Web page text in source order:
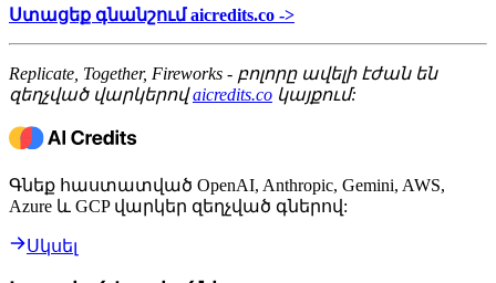
Ստացեք գնանշում aicredits.co ->
Replicate, Together, Fireworks - բոլորը ավելի էժան են
զեղչված վարկերովaicredits.co կայքում:
Գնեք հաստատված OpenAI, Anthropic, Gemini, AWS,
Azure և GCP վարկեր զեղչված գներով:
Սկսել